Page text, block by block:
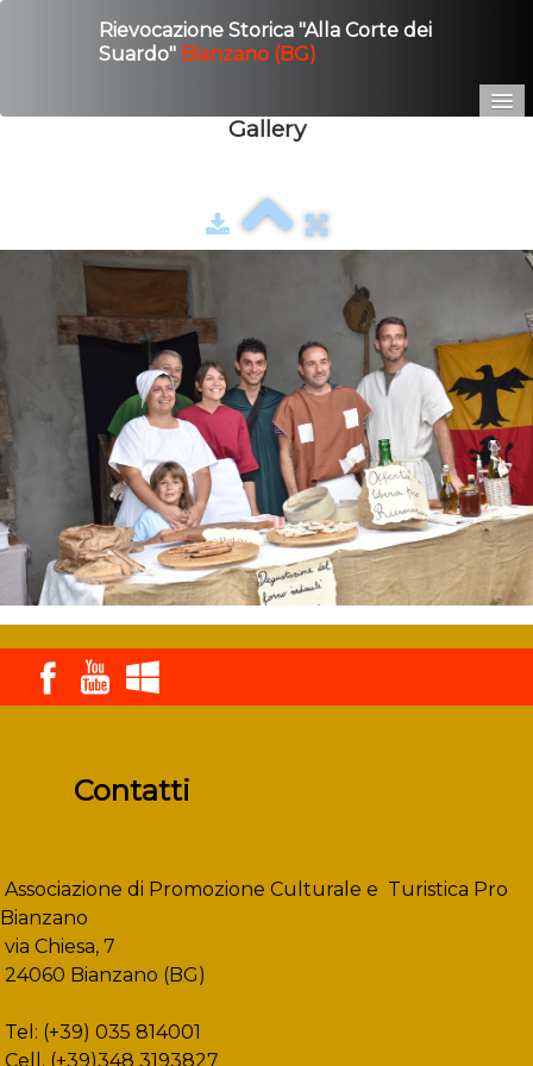
Rievocazione Storica "Alla Corte dei
Suardo" Bianzano (BG)
Contatto
Gallery
Contatti
Associazione di Promozione Culturale e Turistica Pro
Bianzano
via Chiesa, 7
24060 Bianzano (BG)
Tel: (+39) 035 814001
Cell. (+39)348 3193827